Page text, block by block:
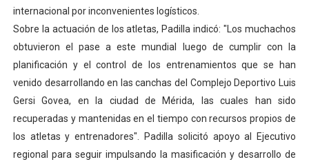
Plan Quirúrgico Regional llega a Pueblo Llano con la
internacional por inconvenientes logísticos.
Sobre la actuación de los atletas, Padilla indicó: "Los muchachos
obtuvieron el pase a este mundial luego de cumplir con la
planificación y el control de los entrenamientos que se han
venido desarrollando en las canchas del Complejo Deportivo Luis
Gersi Govea, en la ciudad de Mérida, las cuales han sido
recuperadas y mantenidas en el tiempo con recursos propios de
los atletas y entrenadores". Padilla solicitó apoyo al Ejecutivo
regional para seguir impulsando la masificación y desarrollo de